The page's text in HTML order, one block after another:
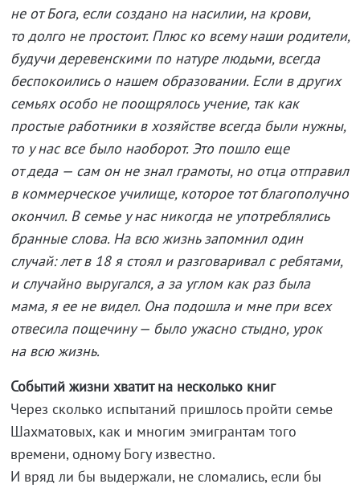
не от Бога, если создано на насилии, на крови,
то долго не простоит. Плюс ко всему наши родители,
будучи деревенскими по натуре людьми, всегда
беспокоились о нашем образовании. Если в других
семьях особо не поощрялось учение, так как
простые работники в хозяйстве всегда были нужны,
то у нас все было наоборот. Это пошло еще
от деда — сам он не знал грамоты, но отца отправил
в коммерческое училище, которое тот благополучно
окончил. В семье у нас никогда не употреблялись
бранные слова. На всю жизнь запомнил один
случай: лет в 18 я стоял и разговаривал с ребятами,
и случайно выругался, а за углом как раз была
мама, я ее не видел. Она подошла и мне при всех
отвесила пощечину — было ужасно стыдно, урок
на всю жизнь.
Событий жизни хватит на несколько книг
Через сколько испытаний пришлось пройти семье
Шахматовых, как и многим эмигрантам того
времени, одному Богу известно.
И вряд ли бы выдержали, не сломались, если бы